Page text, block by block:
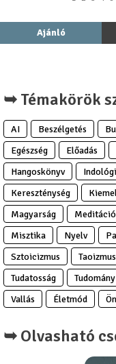
Ajánló
➥ Témakörök
AI Beszélgetés
Egészség
Előadás
Hangoskönyv
Kereszténység
Magyarság
Meditáció
Misztika
Nyelv
Sztoicizmus
Taoizmus
Tudatosság
Tudomány
Vallás
Életmód
➥ Olvasható